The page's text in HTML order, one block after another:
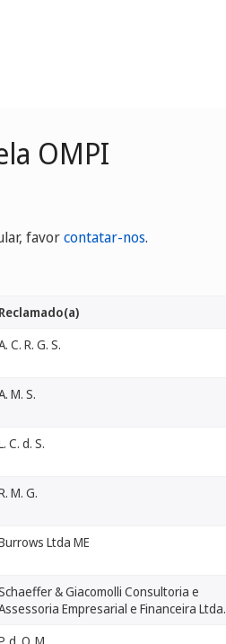
OMPI
favorcontatar-nos.
Reclamado(a)
C. R. G. S.
M. S.
C. d. S.
M. G.
Ltda ME
& Giacomolli Consultoria e
Empresarial e Financeira Ltda.